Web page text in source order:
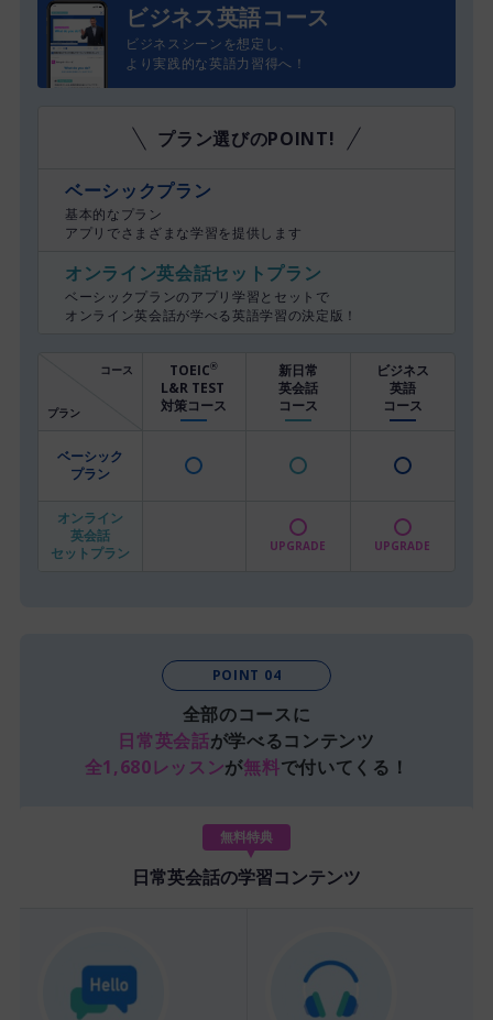
ビジネス英語コース
ビジネスシーンを想定し、
より実践的な英語力習得へ！
プラン選びのPOINT!
ベーシックプラン
基本的なプラン
アプリでさまざまな学習を提供します
オンライン英会話セットプラン
ベーシックプランのアプリ学習とセットで
オンライン英会話が学べる英語学習の決定版！
コース
プラン
TOEIC®
L&R TEST
対策コース
新日常
英会話
コース
ビジネス
英語
コース
ベーシック
プラン
オンライン
英会話
セットプラン
UPGRADE UPGRADE
POINT 04
全部のコースに
日常英会話が学べるコンテンツ
全1,680レッスンが無料で付いてくる！
無料特典
日常英会話の学習コンテンツ